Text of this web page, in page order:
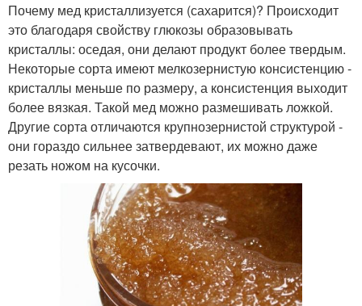
Почему мед кристаллизуется (сахарится)? Происходит
это благодаря свойству глюкозы образовывать
кристаллы: оседая, они делают продукт более твердым.
Некоторые сорта имеют мелкозернистую консистенцию -
кристаллы меньше по размеру, а консистенция выходит
более вязкая. Такой мед можно размешивать ложкой.
Другие сорта отличаются крупнозернистой структурой -
они гораздо сильнее затвердевают, их можно даже
резать ножом на кусочки.